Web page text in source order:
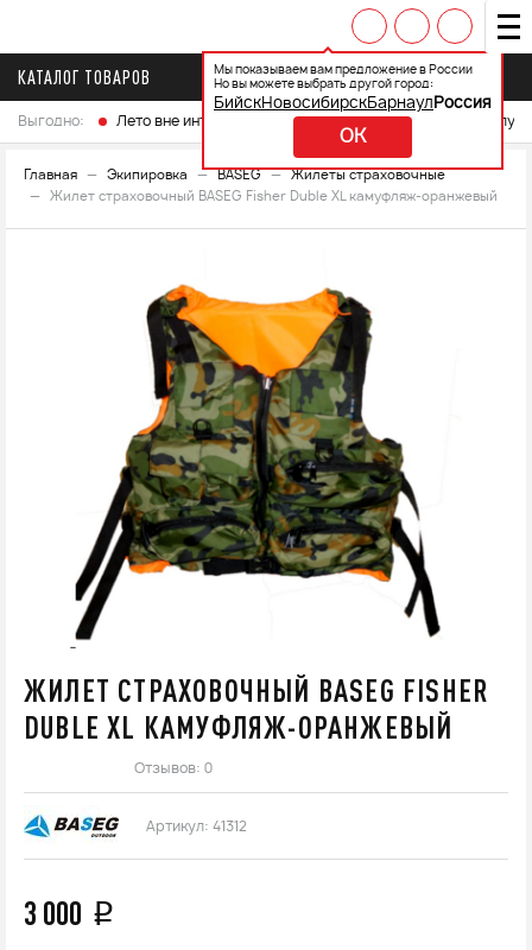
Мы показываем вам предложение в России
Но вы можете выбрать другой город:
БийскНовосибирскБарнаул Россия
OK
КАТАЛОГ ТОВАРОВ
Выгодно: Лето вне интренета Выберите свой мотоцикл и
Главная Экипировка BASEG
Жилеты страховочные
Жилет страховочный BASEG Fisher Duble XL камуфляж-оранжевый
ЖИЛЕТ СТРАХОВОЧНЫЙ BASEG FISHER
DUBLE XL КАМУФЛЯЖ-ОРАНЖЕВЫЙ
Отзывов: 0
Артикул: 41312
3 000 q